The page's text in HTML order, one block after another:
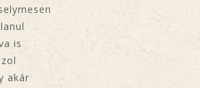
is
akár